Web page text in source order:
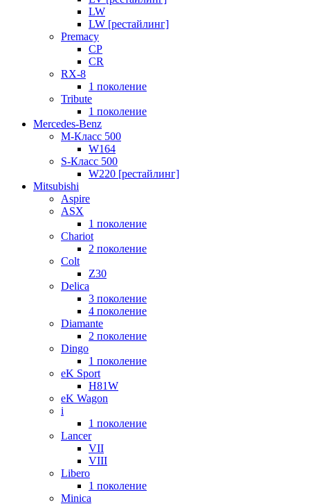
LW
LW [рестайлинг]
Premacy
CP
CR
RX-8
1 поколение
Tribute
1 поколение
Mercedes-Benz
M-Класс 500
W164
S-Класс 500
W220 [рестайлинг]
Mitsubishi
Aspire
ASX
1 поколение
Chariot
2 поколение
Colt
Z30
Delica
3 поколение
4 поколение
Diamante
2 поколение
Dingo
1 поколение
eK Sport
H81W
eK Wagon
i
1 поколение
Lancer
VII
VIII
Libero
1 поколение
Minica